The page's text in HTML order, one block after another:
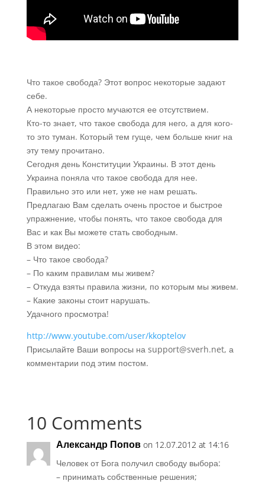
Что такое свобода? Этот вопрос некоторые задают
себе.
А некоторые просто мучаются ее отсутствием.
Кто-то знает, что такое свобода для него, а для кого-
то это туман. Который тем гуще, чем больше книг на
эту тему прочитано.
Сегодня день Конституции Украины. В этот день
Украина поняла что такое свобода для нее.
Правильно это или нет, уже не нам решать.
Предлагаю Вам сделать очень простое и быстрое
упражнение, чтобы понять, что такое свобода для
Вас и как Вы можете стать свободным.
В этом видео:
– Что такое свобода?
– По каким правилам мы живем?
– Откуда взяты правила жизни, по которым мы живем.
– Какие законы стоит нарушать.
Удачного просмотра!
http://www.youtube.com/user/kkoptelov
Присылайте Ваши вопросы на support@sverh.net, а
комментарии под этим постом.
10 Comments
Александр Попов on 12.07.2012 at 14:16
Человек от Бога получил свободу выбора:
– принимать собственные решения;